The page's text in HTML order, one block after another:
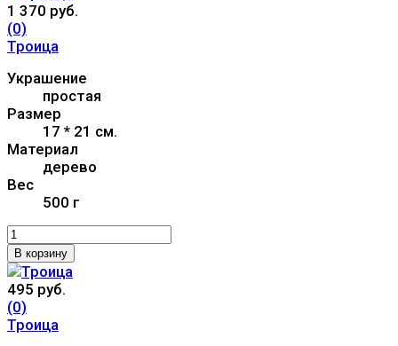
1 370 руб.
(0)
Троица
Украшение
простая
Размер
17 * 21 см.
Материал
дерево
Вес
500 г
В корзину
495 руб.
(0)
Троица